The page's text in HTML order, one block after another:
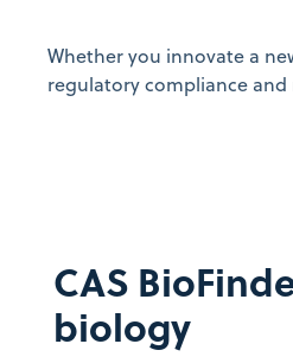
Whether you innovate a
regulatory compliance
CAS
biology